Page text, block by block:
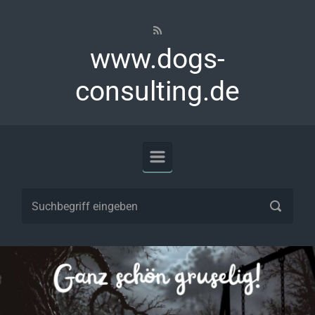
www.dogs-
consulting.de